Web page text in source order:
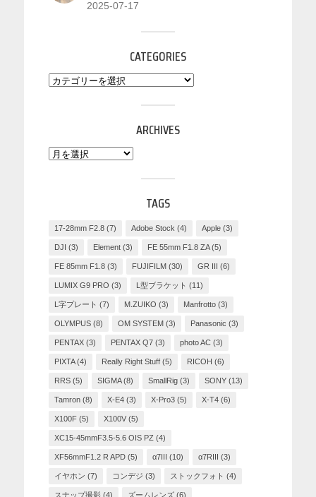
2025-07-17
CATEGORIES
ARCHIVES
TAGS
17-28mm F2.8(7) Adobe Stock (4) Apple(3)
DJI (3) Element(3) FE 55mm F1.8 ZA(5)
FE 85mm F1.8(3) FUJIFILM(30) GR III (6)
LUMIX G9 PRO (3) L型ブラケット (11)
L字プレート (7) M.ZUIKO (3) Manfrotto(3)
OLYMPUS(8) OM SYSTEM(3) Panasonic (3)
PENTAX(3) PENTAX Q7(3) photo AC(3)
PIXTA(4) Really Right Stuff(5) RICOH (6)
RRS(5) SIGMA(8) SmallRig(3) SONY(13)
Tamron(8) X-E4(3) X-Pro3(5) X-T4(6)
X100F(5) X100V(5)
XC15-45mmF3.5-5.6 OIS PZ (4)
XF56mmF1.2 R APD(5) α7III (10) α7RIII (3)
イヤホン (7) コンデジ (3) ストックフォト (4)
スナップ撮影(4) ズームレンズ(6)